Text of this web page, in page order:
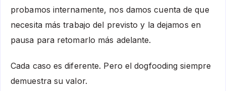
probamos internamente, nos damos cuenta de que
necesita más trabajo del previsto y la dejamos en
pausa para retomarlo más adelante.
Cada caso es diferente. Pero el dogfooding siempre
demuestra su valor.